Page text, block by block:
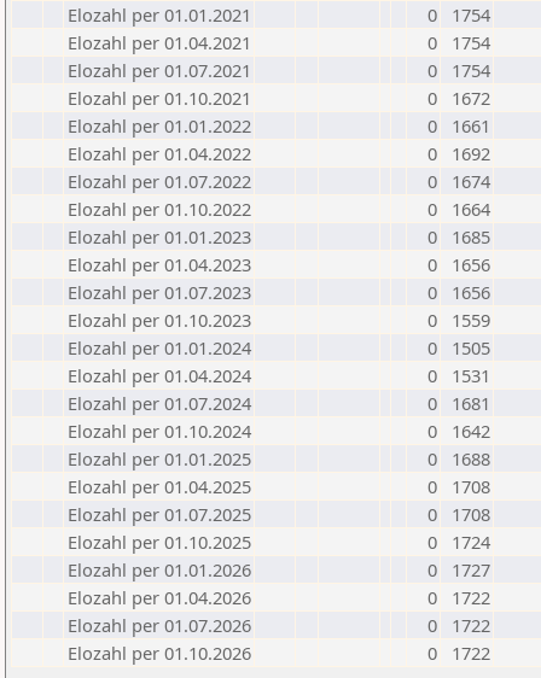
Elozahl per 01.01.2021
0
1754
Elozahl per 01.04.2021
0
1754
Elozahl per 01.07.2021
0
1754
Elozahl per 01.10.2021
0
1672
Elozahl per 01.01.2022
0
1661
Elozahl per 01.04.2022
0
1692
Elozahl per 01.07.2022
0
1674
Elozahl per 01.10.2022
0
1664
Elozahl per 01.01.2023
0
1685
Elozahl per 01.04.2023
0
1656
Elozahl per 01.07.2023
0
1656
Elozahl per 01.10.2023
0
1559
Elozahl per 01.01.2024
0
1505
Elozahl per 01.04.2024
0
1531
Elozahl per 01.07.2024
0
1681
Elozahl per 01.10.2024
0
1642
Elozahl per 01.01.2025
0
1688
Elozahl per 01.04.2025
0
1708
Elozahl per 01.07.2025
0
1708
Elozahl per 01.10.2025
0
1724
Elozahl per 01.01.2026
0
1727
Elozahl per 01.04.2026
0
1722
Elozahl per 01.07.2026
0
1722
Elozahl per 01.10.2026
0 1722